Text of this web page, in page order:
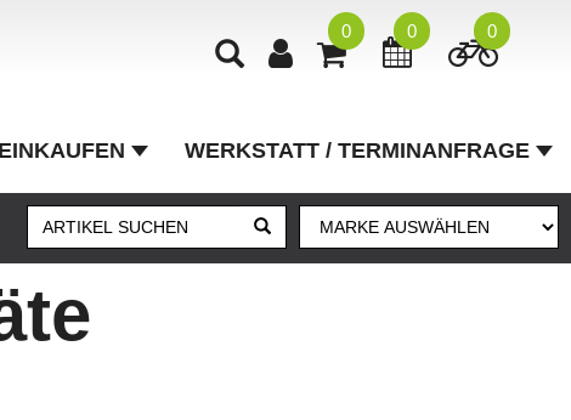
0 0 0
EINKAUFEN WERKSTATT / TERMINANFRAGE